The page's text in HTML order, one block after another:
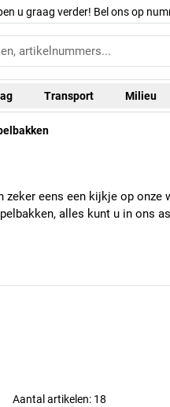
u graag verder! Bel ons op
Transport Milieu
zeker eens een kijkje op
alles kunt u in ons
Aantal artikelen: 18